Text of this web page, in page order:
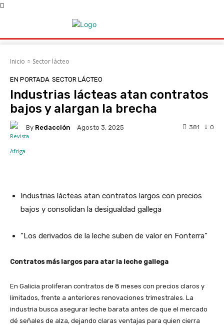
Inicio Sector lácteo
EN PORTADA SECTOR LÁCTEO
Industrias lácteas atan contratos
bajos y alargan la brecha
By Redacción Agosto 3, 2025 0
381
Industrias lácteas atan contratos largos con precios
bajos y consolidan la desigualdad gallega
“Los derivados de la leche suben de valor en Fonterra”
Contratos más largos para atar la leche gallega
En Galicia proliferan contratos de 8 meses con precios claros y
limitados, frente a anteriores renovaciones trimestrales. La
industria busca asegurar leche barata antes de que el mercado
dé señales de alza, dejando claras ventajas para quien cierra